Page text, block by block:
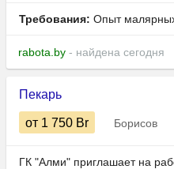
Требования: Опыт малярных
rabota.by - найдена сегодня
Пекарь
от 1 750 Br Борисов
ГК "Алми" приглашает на